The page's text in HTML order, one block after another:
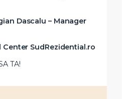
Dascalu – Manager
Center SudRezidential.ro
TA!